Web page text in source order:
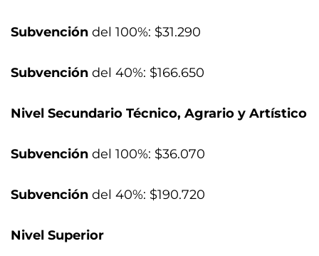
Subvención del 100%: $31.290
Subvención del 40%: $166.650
Nivel Secundario Técnico, Agrario y Artístico
Subvención del 100%: $36.070
Subvención del 40%: $190.720
Nivel Superior